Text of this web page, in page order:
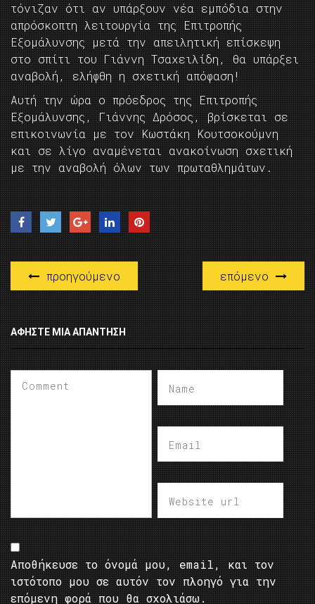
τόνιζαν ότι αν υπάρξουν νέα εμπόδια στην
απρόσκοπτη λειτουργία της Επιτροπής
Εξομάλυνσης μετά την απειλητική επίσκεψη
στο σπίτι του Γιάννη Τσαχειλίδη, θα υπάρξει
αναβολή, ελήφθη η σχετική απόφαση!
Αυτή την ώρα ο πρόεδρος της Επιτροπής
Εξομάλυνσης, Γιάννης Δρόσος, βρίσκεται σε
επικοινωνία με τον Κωστάκη Κουτσοκούμνη
και σε λίγο αναμένεται ανακοίνωση σχετική
με την αναβολή όλων των πρωταθλημάτων.
προηγούμενο επόμενο
ΑΦΉΣΤΕ ΜΙΑ ΑΠΆΝΤΗΣΗ
Αποθήκευσε το όνομά μου, email, και τον
ιστότοπο μου σε αυτόν τον πλοηγό για την
επόμενη φορά που θα σχολιάσω.